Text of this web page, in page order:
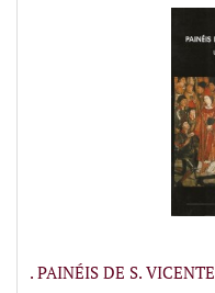
. PAINÉIS DE S.